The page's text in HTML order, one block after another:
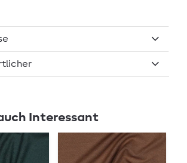
Interessant